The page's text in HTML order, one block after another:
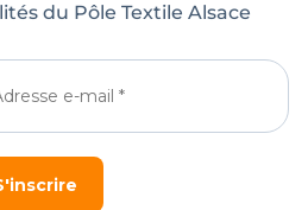
du Pôle Textile Alsace